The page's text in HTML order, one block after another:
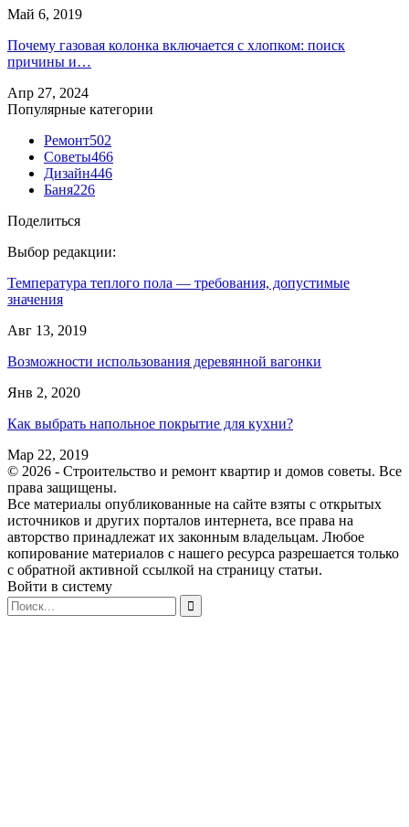
Май 6, 2019
Почему газовая колонка включается с хлопком: поиск
причины и…
Апр 27, 2024
Популярные категории
Ремонт502
Советы466
Дизайн446
Баня226
Поделиться
Выбор редакции:
Температура теплого пола — требования, допустимые
значения
Авг 13, 2019
Возможности использования деревянной вагонки
Янв 2, 2020
Как выбрать напольное покрытие для кухни?
Мар 22, 2019
© 2026 - Строительство и ремонт квартир и домов советы. Все
права защищены.
Все материалы опубликованные на сайте взяты с открытых
источников и других порталов интернета, все права на
авторство принадлежат их законным владельцам. Любое
копирование материалов с нашего ресурса разрешается только
с обратной активной ссылкой на страницу статьи.
Войти в систему